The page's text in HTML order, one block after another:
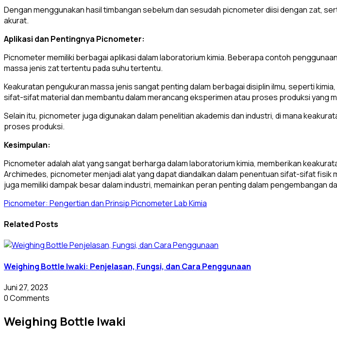
Dengan menggunakan hasil timbangan sebelum dan sesudah picnometer diisi dengan zat,
akurat.
Aplikasi dan Pentingnya Picnometer:
Picnometer memiliki berbagai aplikasi dalam laboratorium kimia. Beberapa contoh
massa jenis zat tertentu pada suhu tertentu.
Keakuratan pengukuran massa jenis sangat penting dalam berbagai disiplin ilmu, seperti
sifat-sifat material dan membantu dalam merancang eksperimen atau proses produksi yang
Selain itu, picnometer juga digunakan dalam penelitian akademis dan industri, di mana
proses produksi.
Kesimpulan:
Picnometer adalah alat yang sangat berharga dalam laboratorium kimia, memberikan
Archimedes, picnometer menjadi alat yang dapat diandalkan dalam penentuan sifat-sifat
juga memiliki dampak besar dalam industri, memainkan peran penting dalam pengembangan
Picnometer: Pengertian dan Prinsip Picnometer Lab Kimia
Related Posts
Weighing Bottle Iwaki: Penjelasan, Fungsi, dan Cara Penggunaan
Juni 27, 2023
0 Comments
Weighing Bottle Iwaki